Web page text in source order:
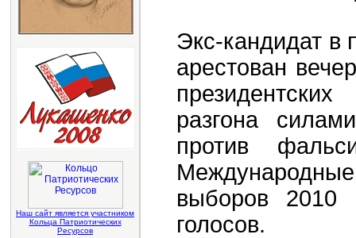
Наш сайт является участником
Кольца Патриотических
Ресурсов
Экс-кандидат в
арестован
разгона
против
выборов 2010
голосов.